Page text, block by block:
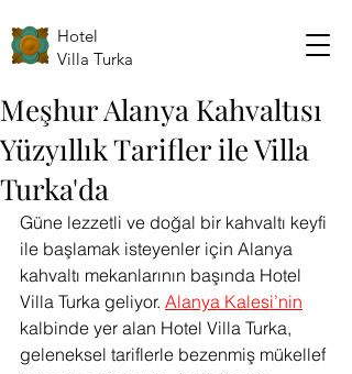
Hotel
Villa Turka
Meşhur Alanya Kahvaltısı
Yüzyıllık Tarifler ile Villa
Turka'da
Güne lezzetli ve doğal bir kahvaltı keyfi
ile başlamak isteyenler için Alanya
kahvaltı mekanlarının başında Hotel
Villa Turka geliyor. Alanya Kalesi’nin
kalbinde yer alan Hotel Villa Turka,
geleneksel tariflerle bezenmiş mükellef